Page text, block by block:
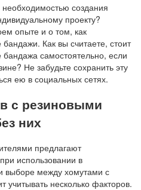
необходимостью создания
проекту?
опыте и о том, как
Как вы считаете, стоит
самостоятельно, если
Не забудьте сохранить эту
ею в социальных сетях.
с резиновыми
них
предлагают
использовании в
выборе между хомутами с
учитывать несколько факторов.